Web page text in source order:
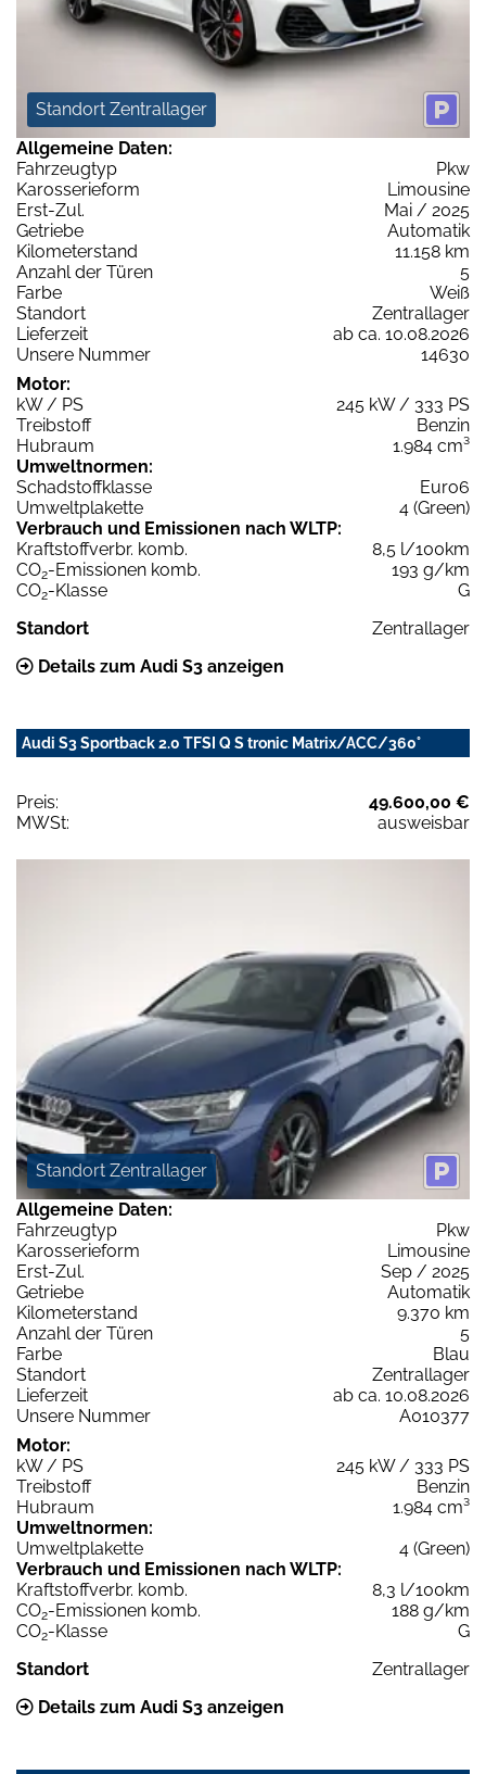
Standort Zentrallager
Allgemeine Daten:
Fahrzeugtyp
Pkw
Karosserieform
Limousine
Erst-Zul.
Mai / 2025
Getriebe
Automatik
Kilometerstand
11.158 km
Anzahl der Türen
5
Farbe
Weiß
Standort
Zentrallager
Lieferzeit
ab ca. 10.08.2026
Unsere Nummer
14630
Motor:
kW / PS
245 kW / 333 PS
Treibstoff
Benzin
Hubraum
1.984 cm³
Umweltnormen:
Schadstoffklasse
Euro6
Umweltplakette
4 (Green)
Verbrauch und Emissionen nach WLTP:
Kraftstoffverbr. komb.
8,5 l/100km
CO2-Emissionen komb.
193 g/km
CO2-Klasse
G
Standort
Zentrallager
Details zum Audi S3 anzeigen
Audi S3 Sportback 2.0 TFSI Q S tronic Matrix/ACC/360°
Preis:
49.600,00 €
MWSt:
ausweisbar
Standort Zentrallager
Allgemeine Daten:
Fahrzeugtyp
Pkw
Karosserieform
Limousine
Erst-Zul.
Sep / 2025
Getriebe
Automatik
Kilometerstand
9.370 km
Anzahl der Türen
5
Farbe
Blau
Standort
Zentrallager
Lieferzeit
ab ca. 10.08.2026
Unsere Nummer
A010377
Motor:
kW / PS
245 kW / 333 PS
Treibstoff
Benzin
Hubraum
1.984 cm³
Umweltnormen:
Umweltplakette
4 (Green)
Verbrauch und Emissionen nach WLTP:
Kraftstoffverbr. komb.
8,3 l/100km
CO2-Emissionen komb.
188 g/km
CO2-Klasse
G
Standort
Zentrallager
Details zum Audi S3 anzeigen